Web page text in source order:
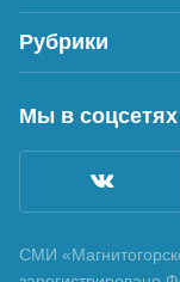
Рубрики
Мы в соцсетях
СМИ